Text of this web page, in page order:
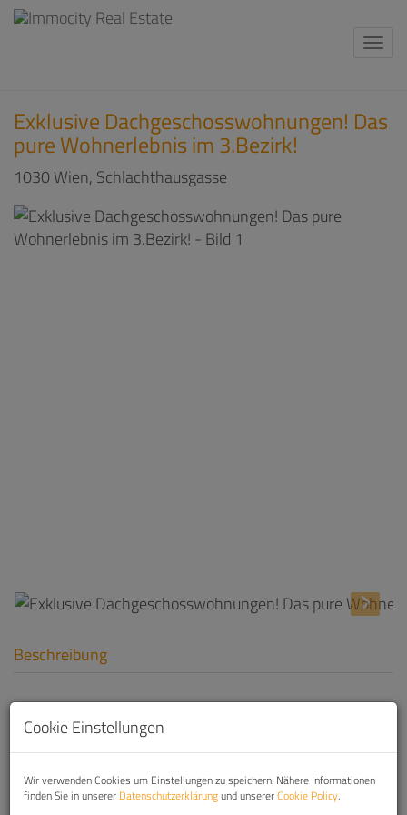
Exklusive Dachgeschosswohnungen! Das
pure Wohnerlebnis im 3.Bezirk!
1030 Wien, Schlachthausgasse
Beschreibung
1. Exklusive Dachgeschosswohnungen!
Das pure Wohnerlebnis im historischen
3.Bezirk!
Traumhaft und neu errichtete Erstbezugswohnungen
Cookie Einstellungen
Wir verwenden Cookies um Einstellungen zu speichern. Nähere Informationen
finden Sie in unserer Datenschutzerklärungund unsererCookie Policy.